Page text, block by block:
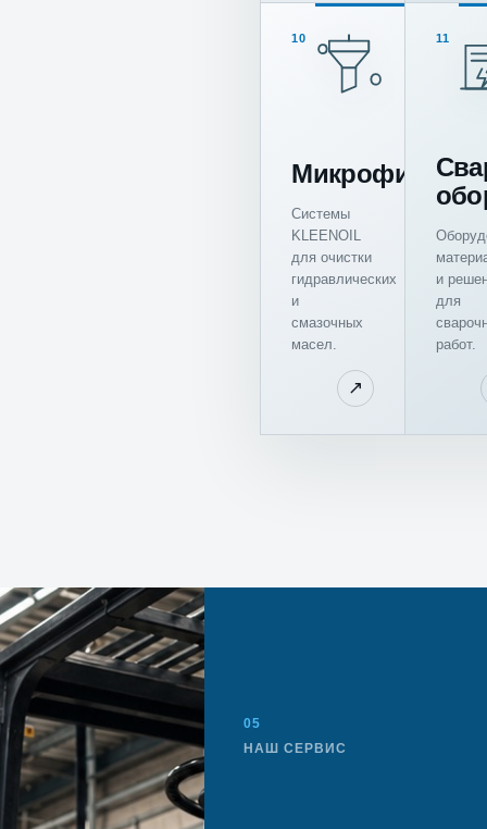
10
Системы
KLEENOIL
для очистки
гидравлических
и
смазочных
масел.
↗
11
и
для
работ.
05
НАШ СЕРВИС